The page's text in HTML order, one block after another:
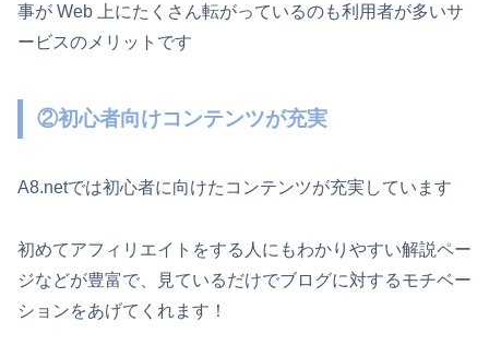
事が Web 上にたくさん転がっているのも利用者が多いサ
ービスのメリットです
②初心者向けコンテンツが充実
A8.netでは初心者に向けたコンテンツが充実しています
初めてアフィリエイトをする人にもわかりやすい解説ペー
ジなどが豊富で、見ているだけでブログに対するモチベー
ションをあげてくれます！